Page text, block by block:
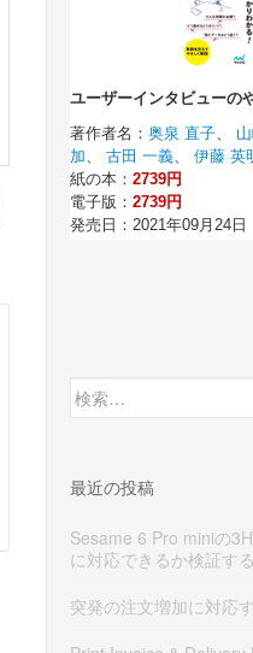
検
索:
最近の投稿
Sesame 6 Pro miniの
に対応できるか検証する
突発の注文増加に対応